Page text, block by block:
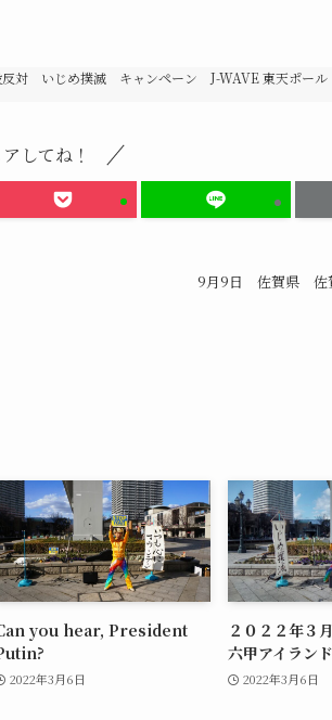
対 いじめ撲滅 キャンペーン J-WAVE 東天ポー
してね！
9月9日 佐賀県 佐
you hear, President
2022年3月6日
２０２２年
六甲アイランド
2022年3月6日